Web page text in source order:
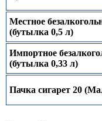
Местное
(бутылка 0,5 л)
Импортное
(бутылка 0,33 л)
Пачка сигарет 20